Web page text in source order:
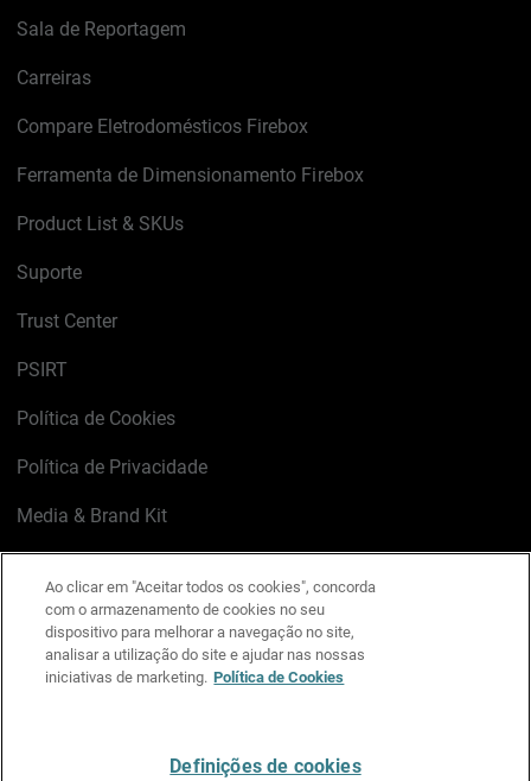
Sala de Reportagem
Carreiras
Compare Eletrodomésticos Firebox
Ferramenta de Dimensionamento Firebox
Product List & SKUs
Suporte
Trust Center
PSIRT
Política de Cookies
Política de Privacidade
Media & Brand Kit
LinkedIn
X FacebookInstagram
YouTube
Ao clicar em "Aceitar todos os cookies", concorda
com o armazenamento de cookies no seu
dispositivo para melhorar a navegação no site,
analisar a utilização do site e ajudar nas nossas
iniciativas de marketing. Política de Cookies
Definições de cookies